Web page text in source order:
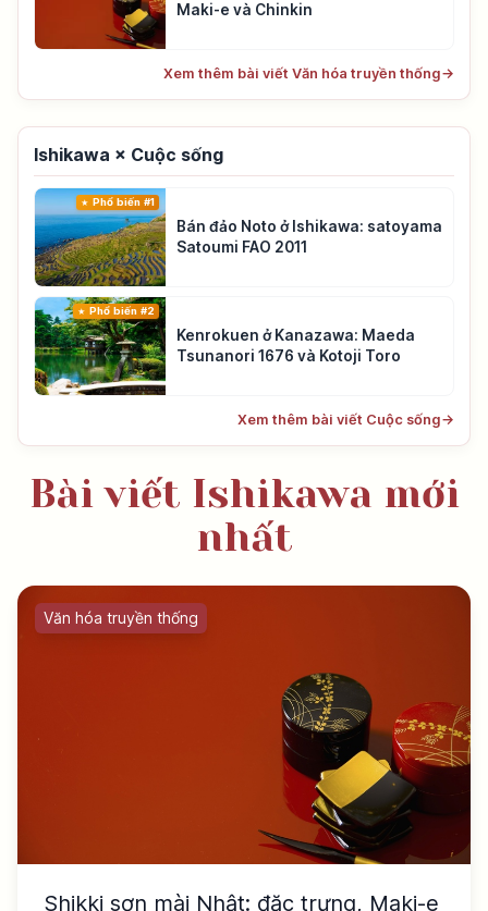
Maki-e và Chinkin
Xem thêm bài viết Văn hóa truyền thống→
Ishikawa × Cuộc sống
Phổ biến #1
Bán đảo Noto ở Ishikawa: satoyama
Satoumi FAO 2011
Phổ biến #2
Kenrokuen ở Kanazawa: Maeda
Tsunanori 1676 và Kotoji Toro
Xem thêm bài viết Cuộc sống→
Bài viết Ishikawa mới
nhất
Văn hóa truyền thống
Shikki sơn mài Nhật: đặc trưng, Maki-e